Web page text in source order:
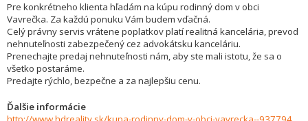
Pre konkrétneho klienta hľadám na kúpu rodinný dom v obci
Vavrečka. Za každú ponuku Vám budem vďačná.
Celý právny servis vrátene poplatkov platí realitná kancelária, prevod
nehnuteľnosti zabezpečený cez advokátsku kanceláriu.
Prenechajte predaj nehnuteľnosti nám, aby ste mali istotu, že sa o
všetko postaráme.
Predajte rýchlo, bezpečne a za najlepšiu cenu.
Ďalšie informácie